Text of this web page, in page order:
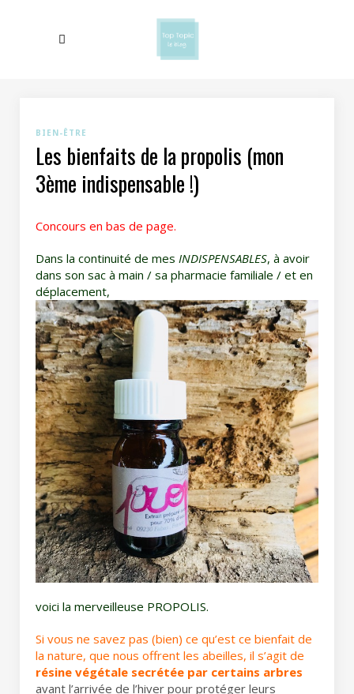
BIEN-ÊTRE
Les bienfaits de la propolis (mon
3ème indispensable !)
Concours en bas de page.
Dans la continuité de mes INDISPENSABLES, à avoir
dans son sac à main / sa pharmacie familiale / et en
déplacement,
voici la merveilleuse PROPOLIS.
Si vous ne savez pas (bien) ce qu’est ce bienfait de
la nature, que nous offrent les abeilles, il s’agit de
résine végétale secrétée par certains arbres
avant l’arrivée de l’hiver pour protéger leurs